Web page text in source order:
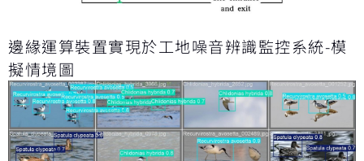
邊緣運算裝置實現於工地噪音辨識監控系統-模
擬情境圖